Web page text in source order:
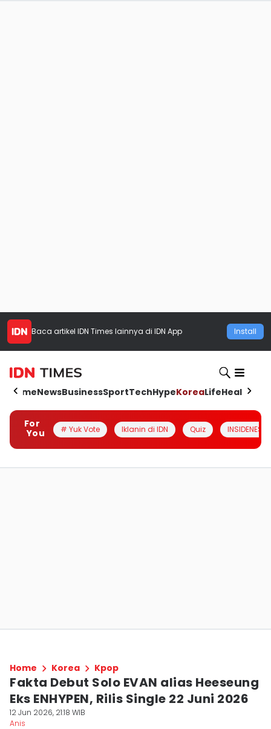
Baca artikel IDN Times lainnya di IDN App Install
HomeNewsBusinessSportTechHypeKoreaLifeHealth
For
You
# Yuk Vote Iklanin di IDN Quiz INSIDENESIA
Home Korea Kpop
Fakta Debut Solo EVAN alias Heeseung
Eks ENHYPEN, Rilis Single 22 Juni 2026
12 Jun 2026, 21:18 WIB
Anis